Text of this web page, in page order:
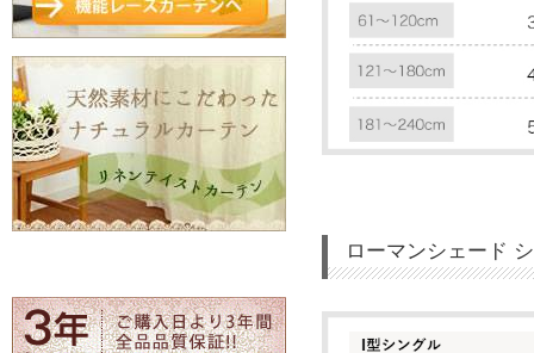
ローマンシェード